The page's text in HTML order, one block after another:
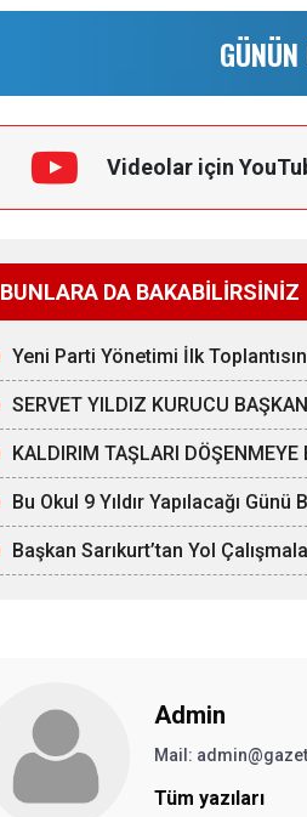
Videolar için
BUNLARA DA BAKABİLİRSİNİZ
Yeni Parti Yönetimi İlk
SERVET YILDIZ KURUCU
KALDIRIM TAŞLARI DÖŞENMEYE
Bu Okul 9 Yıldır Yapılacağı Günü
Başkan Sarıkurt’tan Yol
Admin
Mail:
Tüm yazıları